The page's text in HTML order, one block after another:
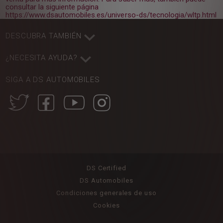
consultar la siguiente página
https://www.dsautomobiles.es/universo-ds/tecnologia/wltp.html
DESCUBRA TAMBIÉN
¿NECESITA AYUDA?
SIGA A DS AUTOMOBILES
DS Certified
DS Automobiles
Condiciones generales de uso
Cookies